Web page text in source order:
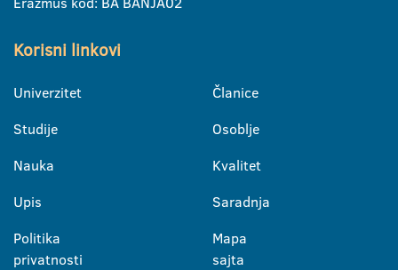
Korisni linkovi
Univerzitet
Studije
Nauka
Upis
Politika
privatnosti
Članice
Osoblje
Kvalitet
Saradnja
Mapa
sajta